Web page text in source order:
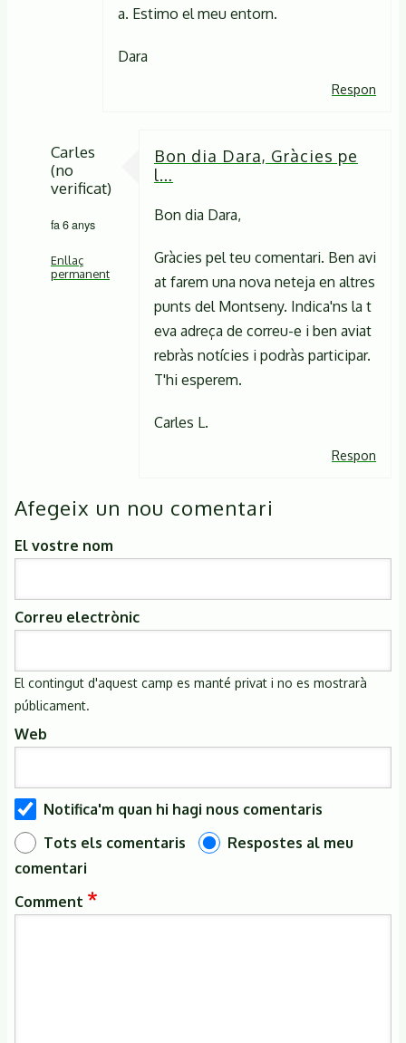
a. Estimo el meu entorn.
Dara
Respon
Carles
(no
verificat)
fa 6 anys
Enllaç
permanent
fet
de
(no
Bon dia Dara, Gràcies pe
l…
Bon dia Dara,
Gràcies pel teu comentari. Ben avi
at farem una nova neteja en altres
punts del Montseny. Indica'ns la t
eva adreça de correu-e i ben aviat
rebràs notícies i podràs participar.
T'hi esperem.
Carles L.
Respon
Afegeix un nou comentari
El vostre nom
Correu electrònic
El contingut d'aquest camp es manté privat i no es mostrarà
públicament.
Web
Notifica'm quan hi hagi nous comentaris
Tots els comentaris
Respostes al meu
comentari
Comment